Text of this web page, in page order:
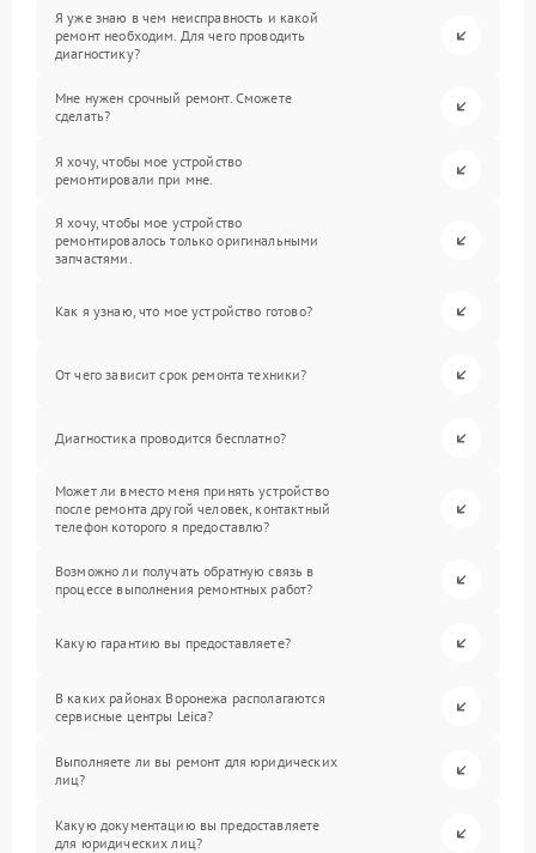
Я уже знаю в чем неисправность и какой
ремонт необходим. Для чего проводить
диагностику?
Мне нужен срочный ремонт. Сможете
сделать?
Я хочу, чтобы мое устройство
ремонтировали при мне.
Я хочу, чтобы мое устройство
ремонтировалось только оригинальными
запчастями.
Как я узнаю, что мое устройство готово?
От чего зависит срок ремонта техники?
Диагностика проводится бесплатно?
Может ли вместо меня принять устройство
после ремонта другой человек, контактный
телефон которого я предоставлю?
Возможно ли получать обратную связь в
процессе выполнения ремонтных работ?
Какую гарантию вы предоставляете?
В каких районах Воронежа располагаются
сервисные центры Leica?
Выполняете ли вы ремонт для юридических
лиц?
Какую документацию вы предоставляете
для юридических лиц?